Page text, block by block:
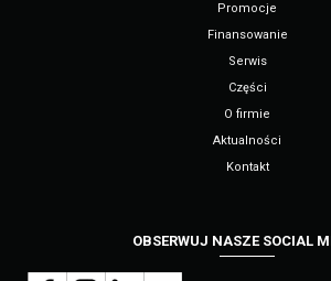
Promocje
Finansowanie
Serwis
Części
O firmie
Aktualności
Kontakt
OBSERWUJ NASZE SOCIAL